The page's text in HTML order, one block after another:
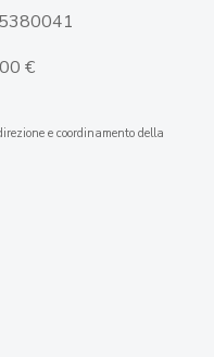
€
e coordinamento della